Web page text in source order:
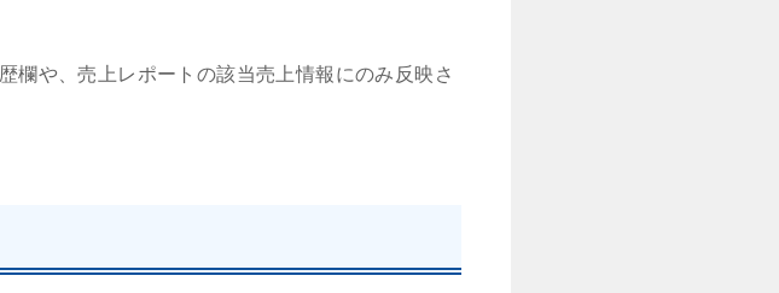
欄や、売上レポートの該当売上情報にのみ反映さ